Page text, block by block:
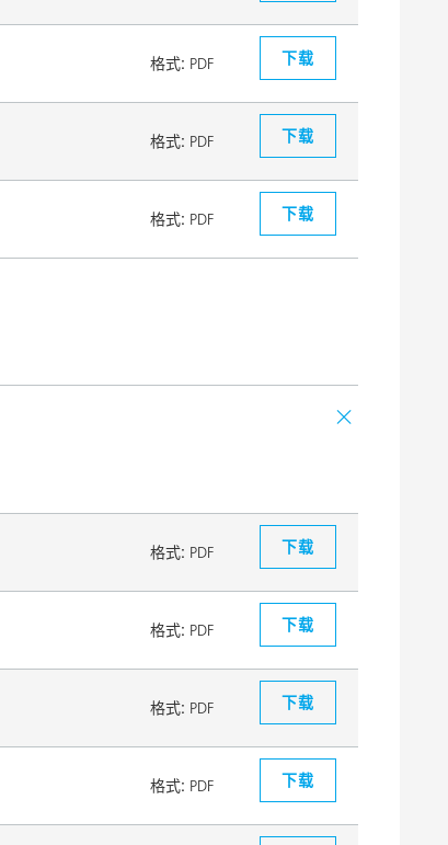
格式: PDF 下载
格式: PDF 下载
格式: PDF 下载
格式: PDF 下载
格式: PDF 下载
格式: PDF 下载
格式: PDF 下载